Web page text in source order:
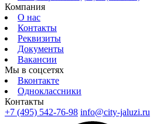
Компания
О нас
Контакты
Реквизиты
Документы
Вакансии
Мы в соцсетях
Вконтакте
Одноклассники
Контакты
+7 (495) 542-76-98 info@city-jaluzi.ru